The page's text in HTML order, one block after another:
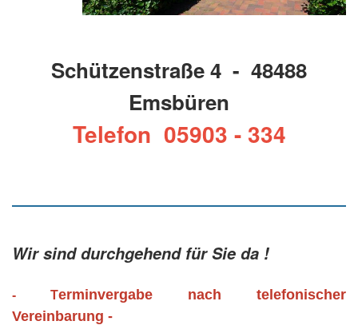
Schützenstraße 4 - 48488
Emsbüren
Telefon 05903 - 334
Wir sind durchgehend für Sie da !
- Terminvergabe nach telefonischer
Vereinbarung -